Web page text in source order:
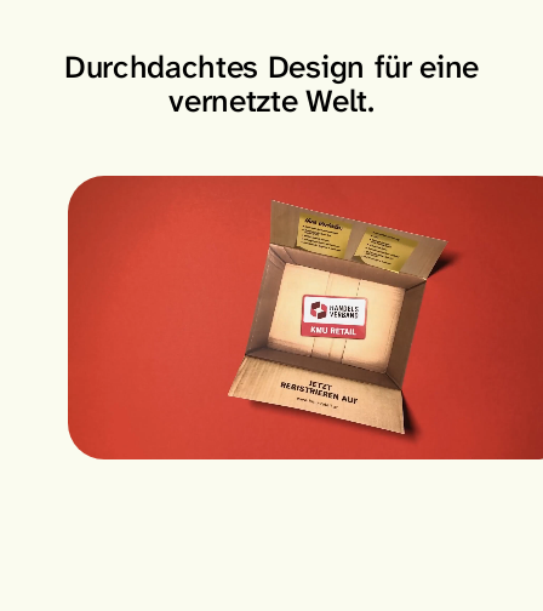
Durchdachtes Design für eine
vernetzte Welt.